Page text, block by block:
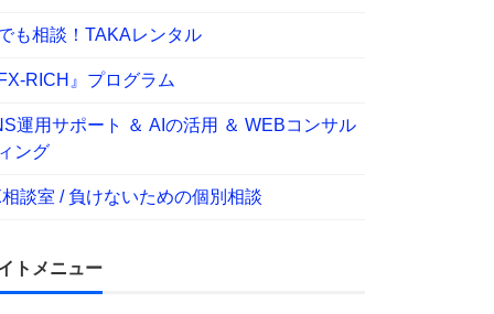
も相談！TAKAレンタル
FX-RICH』プログラム
運用サポート ＆ AIの活用 ＆ WEBコンサル
ング
相談室 / 負けないための個別相談
トメニュー